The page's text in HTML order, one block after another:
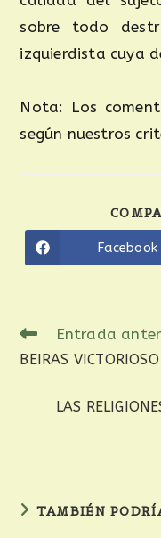
sobre todo
izquierdista cuya
Nota: Los
según nuestros
Facebook
Entrada
BEIRAS VICTORIOSO
LAS
TAMBIÉN